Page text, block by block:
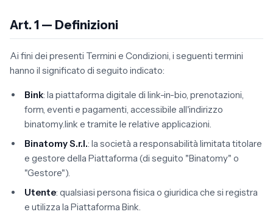
Art. 1 — Definizioni
Ai fini dei presenti Termini e Condizioni, i seguenti termini
hanno il significato di seguito indicato:
Bink: la piattaforma digitale di link-in-bio, prenotazioni,
form, eventi e pagamenti, accessibile all'indirizzo
binatomy.link e tramite le relative applicazioni.
Binatomy S.r.l.: la società a responsabilità limitata titolare
e gestore della Piattaforma (di seguito "Binatomy" o
"Gestore").
Utente: qualsiasi persona fisica o giuridica che si registra
e utilizza la Piattaforma Bink.